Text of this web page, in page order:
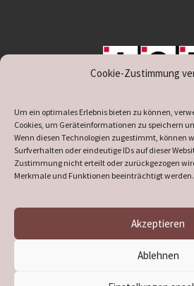
Cookie-Zustimmung
Um ein optimales Erlebnis bieten zu können,
Cookies, um Geräteinformationen zu speichern
Wenn diesen Technologien zugestimmt, können
Surfverhalten oder eindeutige IDs auf dieser
Zustimmung nicht erteilt oder zurückgezogen
Merkmale und Funktionen beeinträchtigt werden.
Akzeptieren
Ablehnen
supported by DÖ
Heimatverein Verl– Alle